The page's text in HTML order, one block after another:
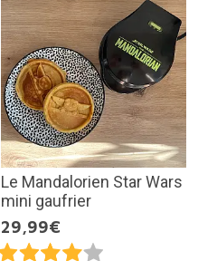
Le Mandalorien Star Wars
mini gaufrier
29,99€